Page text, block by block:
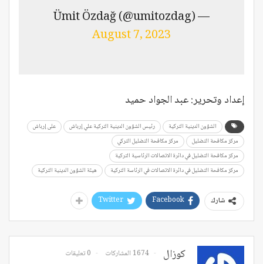
— Ümit Özdağ (@umitozdag)
August 7, 2023
إعداد وتحرير: عبد الجواد حميد
الشؤون الدينية التركية رئيس الشؤون الدينية التركية علي إرباش
على إرباش
مركز مكافحة التضليل
مركز مكافحة التضليل التركي
مركز مكافحة التضليل في دائرة الاتصالات الرئاسية التركية
مركز مكافحة التضليل في دائرة الاتصالات في الرئاسة التركية
هيئة الشؤون الدينية التركية
شارك Facebook
Twitter
كوزال 1674 المشاركات 0 تعليقات